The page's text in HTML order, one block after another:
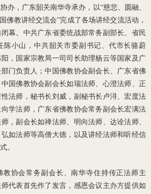
办，广东韶关南华寺承办，以“慈悲、圆融、
佛教讲经交流会”完成了各场讲经交流活动，
幕。中共广东省委统战部常务副部长、省民
陈小山，中共韶关市委副书记、代市长骆蔚
，国家宗教局一司司长助理杨云等国家及广
门负责人；中国佛教协会副会长、广东省佛
国佛教协会副会长如瑞法师、心澄法师、正
法师，秘书长刘威，副秘书长卢浔、宏度法
学法师，广东省佛教协会常务副会长宏满法
，副会长如禅法师、明向法师、达诠法师、
如法师等高僧大德，以及讲经法师和听经信
。
教协会常务副会长、南华寺住持传正法师主
代表首先作了发言，感恩会议主办方提供如